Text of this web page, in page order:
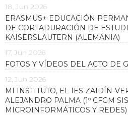
18, Jun 2026
ERASMUS+ EDUCACIÓN
DE CORTADURACIÓN DE
KAISERSLAUTERN (ALEMANIA)
17, Jun 2026
FOTOS Y VÍDEOS DEL ACTO DE
12, Jun 2026
MI INSTITUTO, EL IES ZAIDÍN-
ALEJANDRO PALMA (1º CFGM
MICROINFORMÁTICOS Y REDES)